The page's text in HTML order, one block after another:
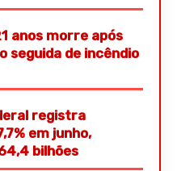
anos morre após
seguida de incêndio
registra
em junho,
bilhões